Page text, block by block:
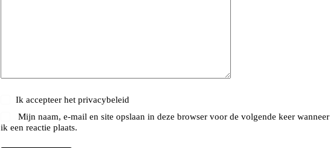
Ik accepteer hetprivacybeleid
Mijn naam, e-mail en site opslaan in deze browser voor de volgende keer wanneer
ik een reactie plaats.